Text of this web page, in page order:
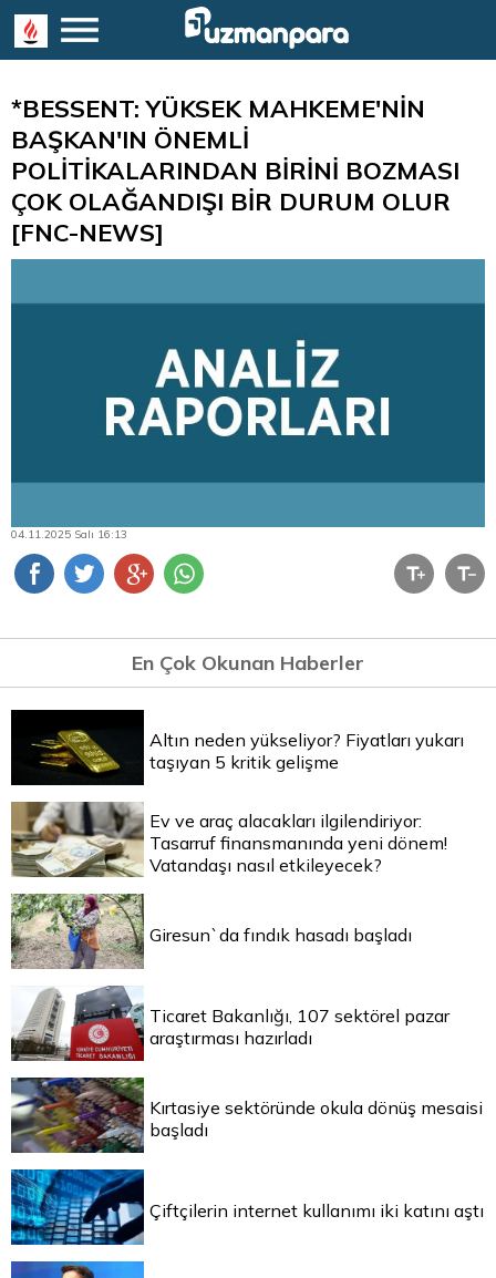
*BESSENT: YÜKSEK MAHKEME'NİN
BAŞKAN'IN ÖNEMLİ
POLİTİKALARINDAN BİRİNİ BOZMASI
ÇOK OLAĞANDIŞI BİR DURUM OLUR
[FNC-NEWS]
04.11.2025 Salı 16:13
En Çok Okunan Haberler
Altın neden yükseliyor? Fiyatları yukarı
taşıyan 5 kritik gelişme
Ev ve araç alacakları ilgilendiriyor:
Tasarruf finansmanında yeni dönem!
Vatandaşı nasıl etkileyecek?
Giresun`da fındık hasadı başladı
Ticaret Bakanlığı, 107 sektörel pazar
araştırması hazırladı
Kırtasiye sektöründe okula dönüş mesaisi
başladı
Çiftçilerin internet kullanımı iki katını aştı